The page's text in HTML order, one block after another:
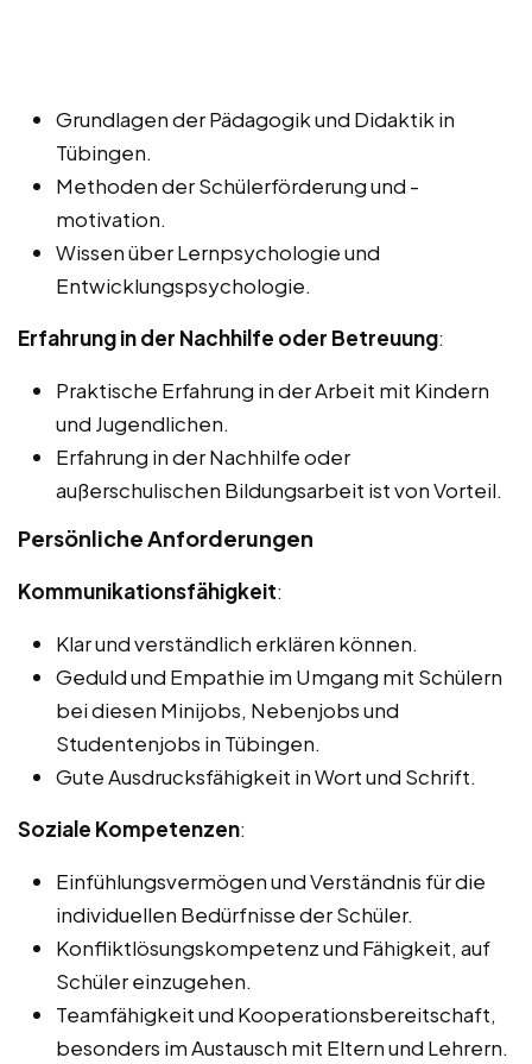
Grundlagen der Pädagogik und Didaktik in
Tübingen.
Methoden der Schülerförderung und -
motivation.
Wissen über Lernpsychologie und
Entwicklungspsychologie.
Erfahrung in der Nachhilfe oder Betreuung:
Praktische Erfahrung in der Arbeit mit Kindern
und Jugendlichen.
Erfahrung in der Nachhilfe oder
außerschulischen Bildungsarbeit ist von Vorteil.
Persönliche Anforderungen
Kommunikationsfähigkeit:
Klar und verständlich erklären können.
Geduld und Empathie im Umgang mit Schülern
bei diesen Minijobs, Nebenjobs und
Studentenjobs in Tübingen.
Gute Ausdrucksfähigkeit in Wort und Schrift.
Soziale Kompetenzen:
Einfühlungsvermögen und Verständnis für die
individuellen Bedürfnisse der Schüler.
Konfliktlösungskompetenz und Fähigkeit, auf
Schüler einzugehen.
Teamfähigkeit und Kooperationsbereitschaft,
besonders im Austausch mit Eltern und Lehrern.